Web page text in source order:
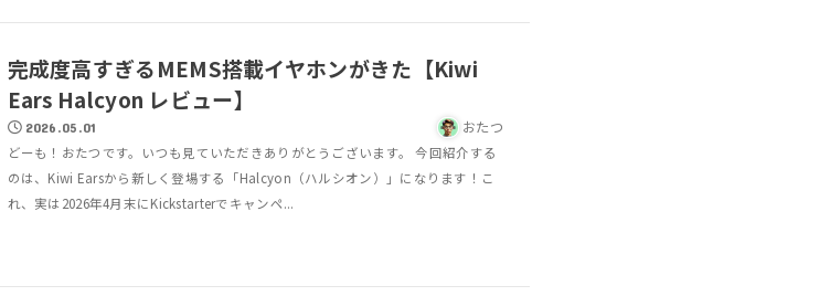
完成度高すぎるMEMS搭載イヤホンがきた【Kiwi
Ears Halcyon レビュー】
2026.05.01 おたつ
どーも！おたつです。いつも見ていただきありがとうございます。 今回紹介する
のは、Kiwi Earsから新しく登場する「Halcyon（ハルシオン）」になります！こ
れ、実は2026年4月末にKickstarterでキャンペ...